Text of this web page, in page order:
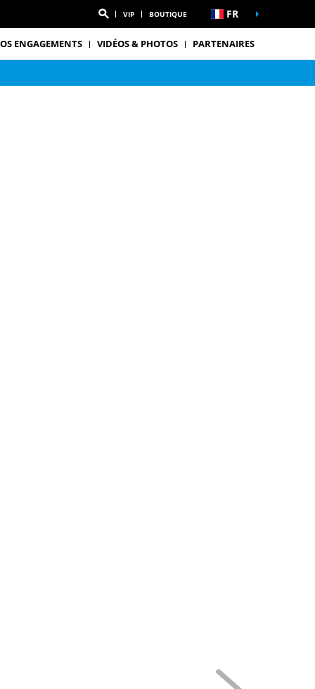
VIP BOUTIQUE FR
ENGAGEMENTS VIDÉOS & PHOTOS PARTENAIRES